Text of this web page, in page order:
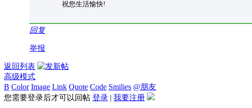
祝您生活愉快!
回复
举报
返回列表
高级模式
B Color Image Link Quote Code Smilies @朋友
您需要登录后才可以回帖 登录 | 我要注册